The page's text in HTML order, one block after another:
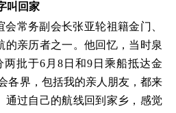
叫回家
常务副会长张亚轮祖籍金门、
的亲历者之一。他回忆，当时泉
两批于6月8日和9日乘船抵达金
各界，包括我的亲人朋友，都来
通过自己的航线回到家乡，感觉